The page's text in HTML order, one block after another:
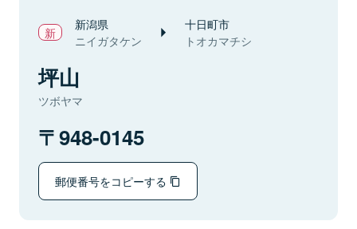
新潟県
ニイガタケン
十日町市
トオカマチシ
坪山
ツボヤマ
948-0145
郵便番号をコピーする